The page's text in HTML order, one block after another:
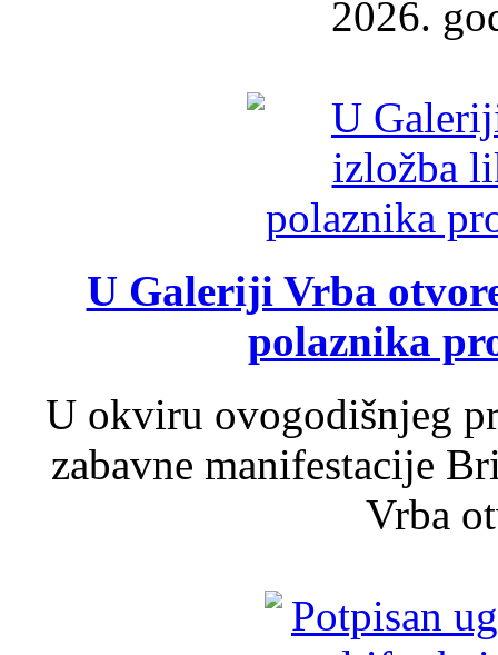
2026.
U Galeriji Vrba
polaznika
U okviru ovogodišnjeg
zabavne manifestacije
Vrba